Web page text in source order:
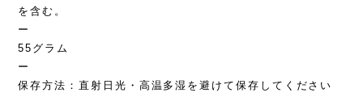
を含む。
ー
55グラム
ー
保存方法：直射日光・高温多湿を避けて保存してください